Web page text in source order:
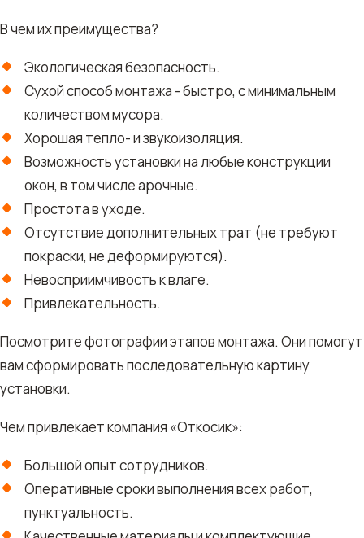
В чем их преимущества?
Экологическая безопасность.
Сухой способ монтажа - быстро, с минимальным
количеством мусора.
Хорошая тепло- и звукоизоляция.
Возможность установки на любые конструкции
окон, в том числе арочные.
Простота в уходе.
Отсутствие дополнительных трат (не требуют
покраски, не деформируются).
Невосприимчивость к влаге.
Привлекательность.
Посмотрите фотографии этапов монтажа. Они помогут
вам сформировать последовательную картину
установки.
Чем привлекает компания «Откосик»:
Большой опыт сотрудников.
Оперативные сроки выполнения всех работ,
пунктуальность.